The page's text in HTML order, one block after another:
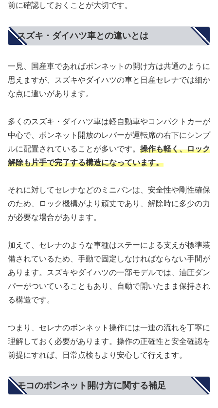
前に確認しておくことが大切です。
スズキ・ダイハツ車との違いとは
一見、国産車であればボンネットの開け方は共通のように
思えますが、スズキやダイハツの車と日産セレナでは細か
な点に違いがあります。
多くのスズキ・ダイハツ車は軽自動車やコンパクトカーが
中心で、ボンネット開放のレバーが運転席の右下にシンプ
ルに配置されていることが多いです。 操作も軽く、ロック
解除も片手で完了する構造になっています。
それに対してセレナなどのミニバンは、安全性や剛性確保
のため、ロック機構がより頑丈であり、解除時に多少の力
が必要な場合があります。
加えて、セレナのような車種はステーによる支えが標準装
備されているため、手動で固定しなければならない手間が
あります。スズキやダイハツの一部モデルでは、油圧ダン
パーがついていることもあり、自動で開いたまま保持され
る構造です。
つまり、セレナのボンネット操作には一連の流れを丁寧に
理解しておく必要があります。操作の正確性と安全確認を
前提にすれば、日常点検もより安心して行えます。
モコのボンネット開け方に関する補足